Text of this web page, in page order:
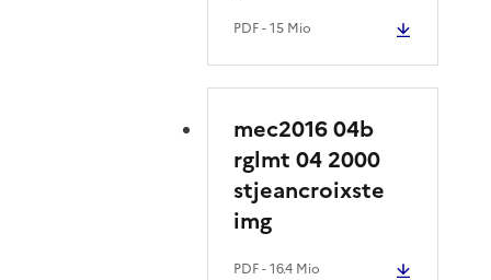
PDF- 15 Mio
mec2016 04b
rglmt 04 2000
stjeancroixste
img
PDF- 16.4 Mio